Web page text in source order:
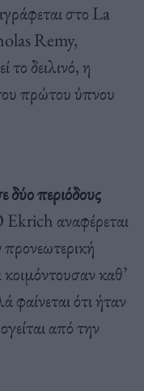
στο La
Remy,
το δειλινό, η
πρώτου ύπνου
δύο περιόδους
αναφέρεται
κοιμόντουσαν καθ’
φαίνεται ότι ήταν
από την